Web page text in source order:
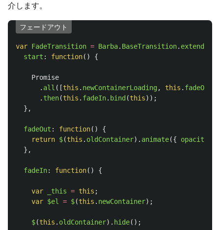
介します。
フェードアウト
var FadeTransition = Barba. BaseTransition. extend
start : function() {
Promise
. all ([this . newContainerLoading, this . fadeOut
. then(this . fadeIn. bind (this));
},
fadeOut : function()
{
return $(this . oldContainer). animate({ opacity
},
fadeIn: function() {
var _this = this ;
var $el = $(this . newContainer);
$(this . oldContainer). hide();